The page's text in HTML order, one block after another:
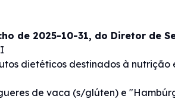
de 2025-10-31, do Diretor de
dietéticos destinados à
de vaca (s/glúten) e